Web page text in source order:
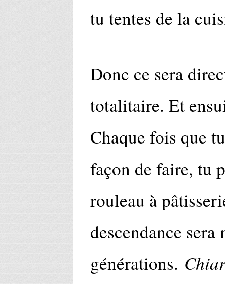
tu tentes de la
Donc ce sera
totalitaire. Et
Chaque fois que
façon de faire, tu
rouleau à
descendance
générations.